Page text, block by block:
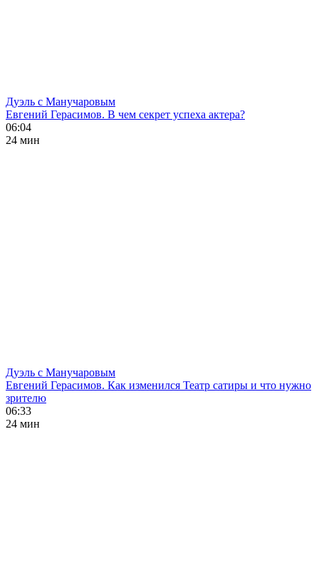
Дуэль с Манучаровым
Евгений Герасимов. В чем секрет успеха актера?
06:04
24 мин
Дуэль с Манучаровым
Евгений Герасимов. Как изменился Театр сатиры и что нужно
зрителю
06:33
24 мин